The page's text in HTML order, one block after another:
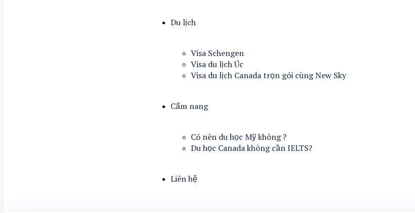
Du lịch
Visa Schengen
Visa du lịch Úc
Visa du lịch Canada trọn gói cùng New Sky
Cẩm nang
Có nên du học Mỹ không ?
Du học Canada không cần IELTS?
Liên hệ